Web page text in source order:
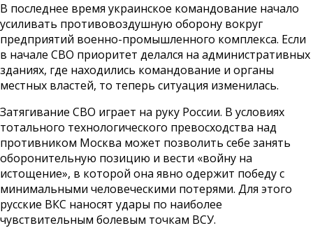
В последнее время украинское командование начало
усиливать противовоздушную оборону вокруг
предприятий военно-промышленного комплекса. Если
в начале СВО приоритет делался на административных
зданиях, где находились командование и органы
местных властей, то теперь ситуация изменилась.
Затягивание СВО играет на руку России. В условиях
тотального технологического превосходства над
противником Москва может позволить себе занять
оборонительную позицию и вести «войну на
истощение», в которой она явно одержит победу с
минимальными человеческими потерями. Для этого
русские ВКС наносят удары по наиболее
чувствительным болевым точкам ВСУ.